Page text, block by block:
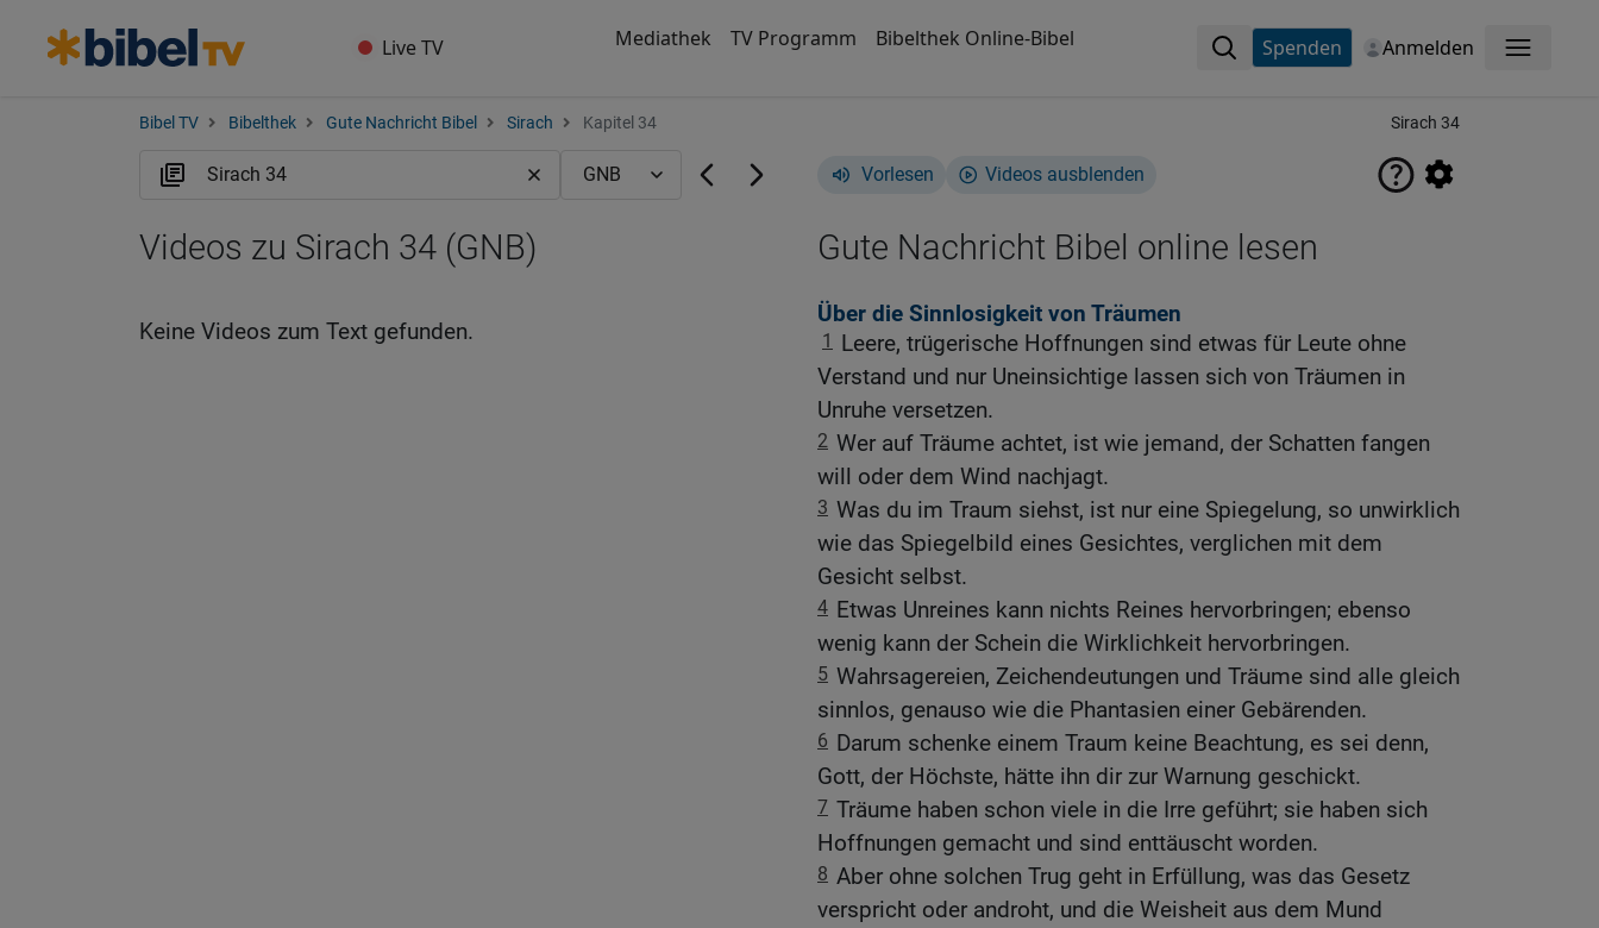
Live TV Mediathek TV Programm Bibelthek Online-Bibel Spenden Anmelden Menü
Bibel TV Bibelthek Gute Nachricht Bibel Sirach Kapitel 34 Sirach 34
Vorlesen Videos ausblenden
Gute Nachricht Bibel online lesen
Über die Sinnlosigkeit von Träumen
1
Leere, trügerische Hoffnungen sind etwas für Leute ohne
Verstand und nur Uneinsichtige lassen sich von Träumen in
Unruhe versetzen.
2 Wer auf Träume achtet, ist wie jemand, der Schatten fangen
will oder dem Wind nachjagt.
3 Was du im Traum siehst, ist nur eine Spiegelung, so unwirklich
wie das Spiegelbild eines Gesichtes, verglichen mit dem
Gesicht selbst.
4 Etwas Unreines kann nichts Reines hervorbringen; ebenso
wenig kann der Schein die Wirklichkeit hervorbringen.
5 Wahrsagereien, Zeichendeutungen und Träume sind alle gleich
sinnlos, genauso wie die Phantasien einer Gebärenden.
6 Darum schenke einem Traum keine Beachtung, es sei denn,
Gott, der Höchste, hätte ihn dir zur Warnung geschickt.
7 Träume haben schon viele in die Irre geführt; sie haben sich
Hoffnungen gemacht und sind enttäuscht worden.
8 Aber ohne solchen Trug geht in Erfüllung, was das Gesetz
verspricht oder androht, und die Weisheit aus dem Mund
Videos zu Sirach 34 (GNB)
Keine Videos zum Text gefunden.